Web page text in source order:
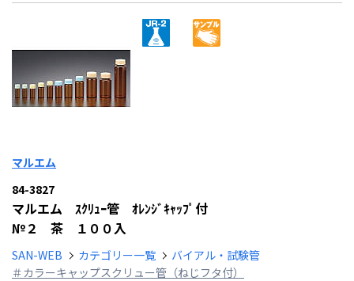
マルエム
84-3827
マルエム ｽｸﾘｭｰ管 ｵﾚﾝｼﾞｷｬｯﾌﾟ付
№２ 茶 １００入
SAN-WEB カテゴリー一覧
バイアル・試験管
＃カラーキャップスクリュー管（ねじフタ付）